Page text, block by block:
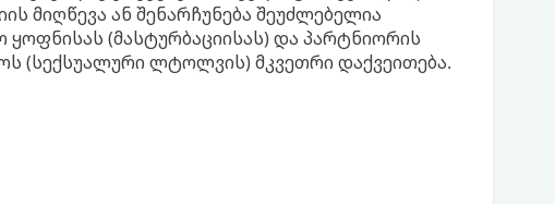
მიღწევა ან შენარჩუნება შეუძლებელია
ყოფნისას (მასტურბაციისას) და პარტნიორის
(სექსუალური ლტოლვის) მკვეთრი დაქვეითება.